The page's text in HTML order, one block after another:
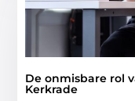
De onmisbare rol
Kerkrade